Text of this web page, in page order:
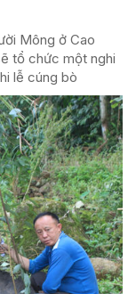
Mông ở Cao
tổ chức một nghi
lễ cúng bò